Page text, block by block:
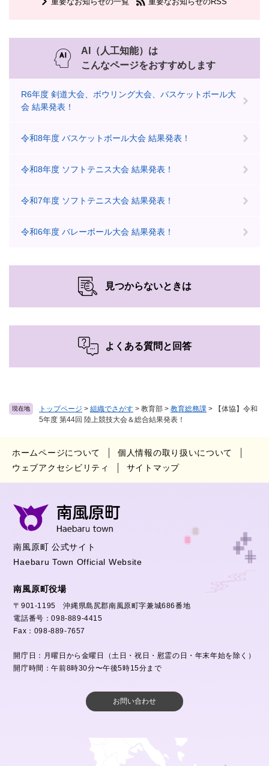
現在地 トップページ > 組織でさがす > 教育部 > 教育総務課 >
【体協】令和
5年度 第44回 陸上競技大会＆総合結果発表！
AI（人工知能）は
こんなページをおすすめします
R6年度 剣道大会、ボウリング大会、バスケットボール大
会 結果発表！
令和8年度 バスケットボール大会 結果発表！
令和8年度 ソフトテニス大会 結果発表！
令和7年度 ソフトテニス大会 結果発表！
令和6年度 バレーボール大会 結果発表！
見つからないときは
よくある質問と回答
ホームページについて
個人情報の取り扱いについて
ウェブアクセシビリティ
サイトマップ
南風原町 公式サイト
Haebaru Town Official Website
南風原町役場
〒901-1195 沖縄県島尻郡南風原町字兼城686番地
電話番号：098-889-4415
Fax：098-889-7657
開庁日：月曜日から金曜日（土日・祝日・慰霊の日・年末年始を除く）
開庁時間：午前8時30分〜午後5時15分まで
お問い合わせ